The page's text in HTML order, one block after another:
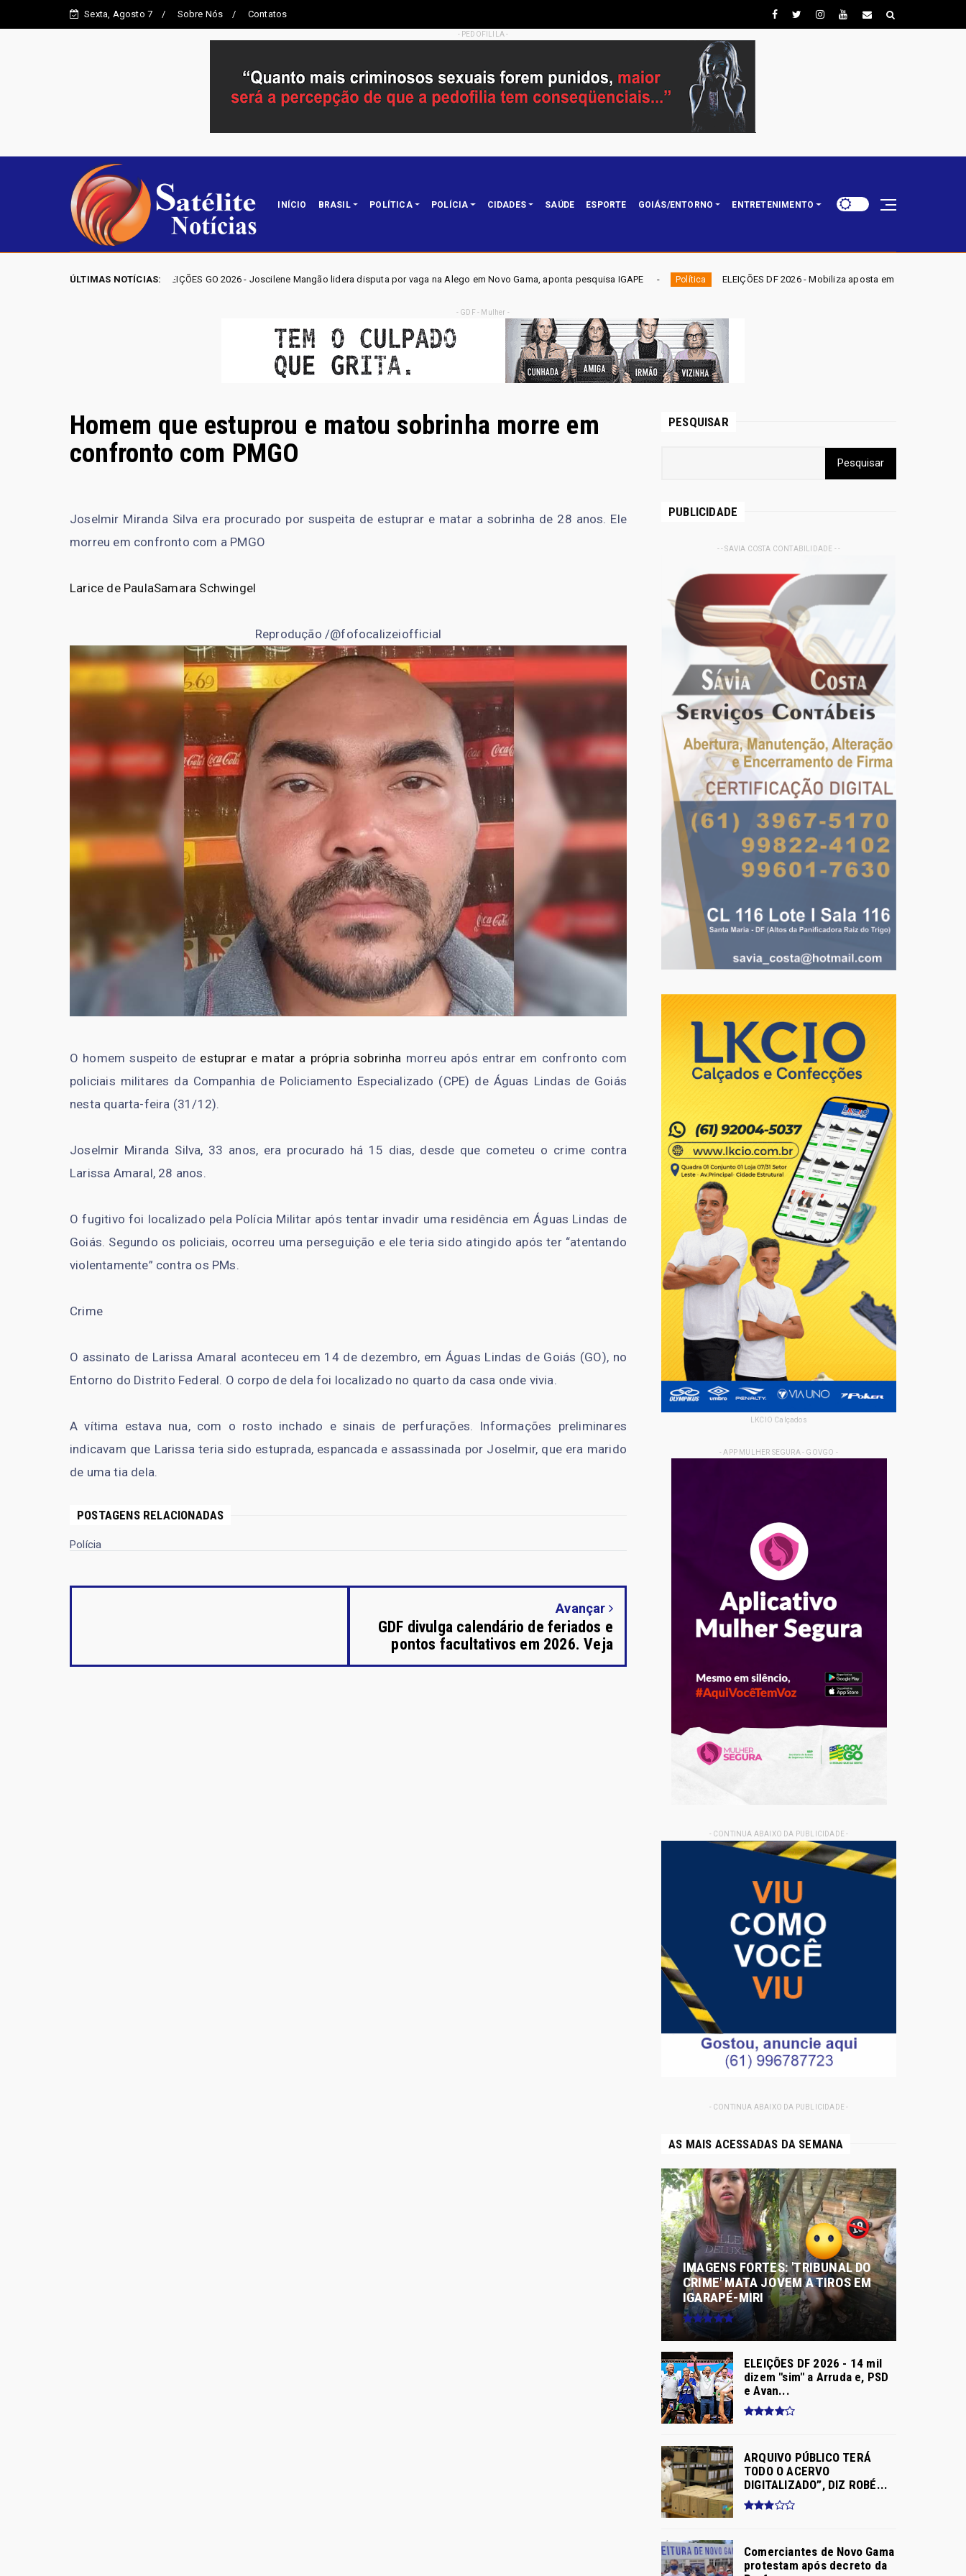
Sexta, Agosto 7 Sobre Nós Contatos
- PEDOFILILA -
INÍCIO BRASIL POLÍTICA POLÍCIA CIDADES SAÚDE ESPORTE GOIÁS/ENTORNO ENTRETENIMENTO
ÚLTIMAS NOTÍCIAS:
ELEIÇÕES GO 2026 - Joscilene Mangão lidera disputa por vaga na Alego em Novo Gama, aponta pesquisa IGAPE Política ELEIÇÕES DF 2026 - Mobiliza aposta em nominata completa e mira eleger três
- GDF - Mulher -
Homem que estuprou e matou sobrinha morre em
confronto com PMGO
Joselmir Miranda Silva era procurado por suspeita de estuprar e matar a sobrinha de 28 anos. Ele
morreu em confronto com a PMGO
Larice de PaulaSamara Schwingel
Reprodução /@fofocalizeiofficial
O homem suspeito de estuprar e matar a própria sobrinha morreu após entrar em confronto com
policiais militares da Companhia de Policiamento Especializado (CPE) de Águas Lindas de Goiás
nesta quarta-feira (31/12).
Joselmir Miranda Silva, 33 anos, era procurado há 15 dias, desde que cometeu o crime contra
Larissa Amaral, 28 anos.
O fugitivo foi localizado pela Polícia Militar após tentar invadir uma residência em Águas Lindas de
Goiás. Segundo os policiais, ocorreu uma perseguição e ele teria sido atingido após ter “atentando
violentamente” contra os PMs.
Crime
O assinato de Larissa Amaral aconteceu em 14 de dezembro, em Águas Lindas de Goiás (GO), no
Entorno do Distrito Federal. O corpo de dela foi localizado no quarto da casa onde vivia.
A vítima estava nua, com o rosto inchado e sinais de perfurações. Informações preliminares
indicavam que Larissa teria sido estuprada, espancada e assassinada por Joselmir, que era marido
de uma tia dela.
POSTAGENS RELACIONADAS
Polícia
Avançar
GDF divulga calendário de feriados e
pontos facultativos em 2026. Veja
PESQUISAR
PUBLICIDADE
- - SAVIA COSTA CONTABILIDADE - -
LKCIO Calçados
- APP MULHER SEGURA - GOVGO -
- CONTINUA ABAIXO DA PUBLICIDADE -
- CONTINUA ABAIXO DA PUBLICIDADE -
AS MAIS ACESSADAS DA SEMANA
IMAGENS FORTES: 'TRIBUNAL DO
CRIME' MATA JOVEM A TIROS EM
IGARAPÉ-MIRI
ELEIÇÕES DF 2026 - 14 mil
dizem "sim" a Arruda e, PSD
e Avan...
ARQUIVO PÚBLICO TERÁ
TODO O ACERVO
DIGITALIZADO”, DIZ ROBÉ...
Comerciantes de Novo Gama
protestam após decreto da